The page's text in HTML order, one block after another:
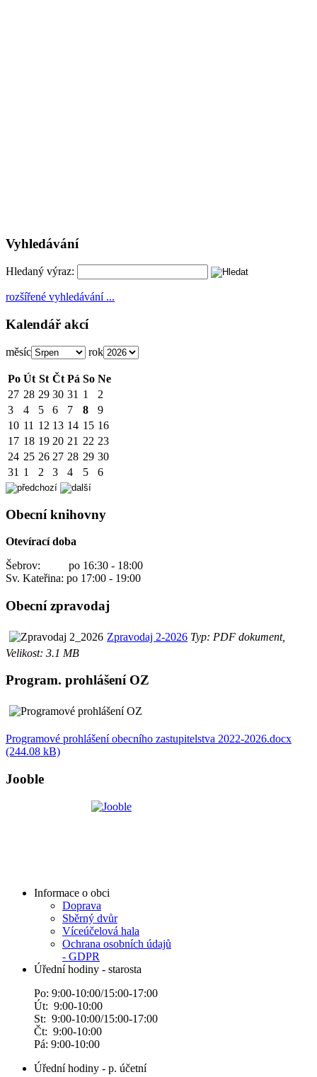
Vyhledávání
Hledaný výraz:
rozšířené vyhledávání ...
Kalendář akcí
měsíc rok
Po Út St Čt Pá So Ne
27 28 29 30 31 1
2
3
4 5 6 7 8
9
10 11 12 13 14 15 16
17 18 19 20 21 22 23
24 25 26 27 28 29 30
31 1 2 3 4 5 6
Obecní knihovny
Otevírací doba
Šebrov: po 16:30 - 18:00
Sv. Kateřina: po 17:00 - 19:00
Obecní zpravodaj
Zpravodaj 2-2026 Typ: PDF dokument,
Velikost: 3.1 MB
Program. prohlášení OZ
Programové prohlášení obecního zastupitelstva 2022-2026.docx
(244.08 kB)
Jooble
Informace o obci
Doprava
Sběrný dvůr
Víceúčelová hala
Ochrana osobních údajů
- GDPR
Úřední hodiny - starosta
Po: 9:00-10:00/15:00-17:00
Út: 9:00-10:00
St: 9:00-10:00/15:00-17:00
Čt: 9:00-10:00
Pá: 9:00-10:00
Úřední hodiny - p. účetní